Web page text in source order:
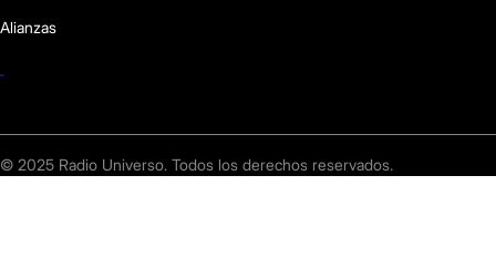
Alianzas
© 2025 Radio Universo. Todos los derechos reservados.